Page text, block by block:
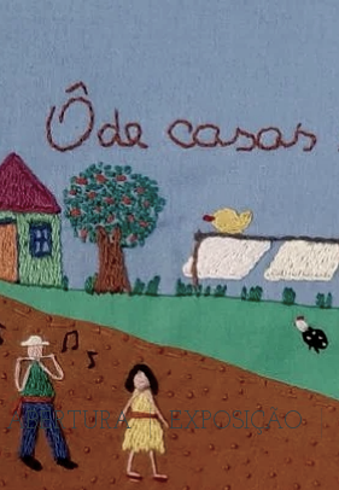
ABERTURA EXPOSIÇÃO